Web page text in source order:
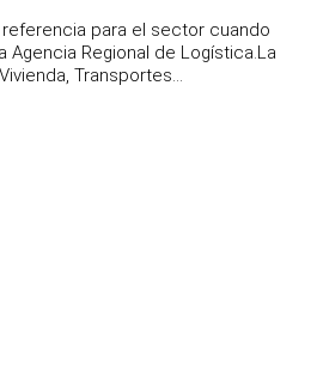
para el sector cuando
Agencia Regional de Logística.La
Transportes...